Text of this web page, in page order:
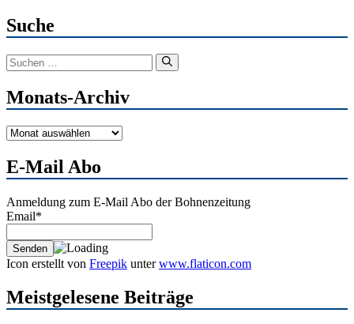
Suche
Suchen
nach:
Monats-Archiv
Monats-
E-Mail Abo
Anmeldung zum E-Mail Abo der Bohnenzeitung
Email*
Icon erstellt von Freepik unterwww.flaticon.com
Meistgelesene Beiträge